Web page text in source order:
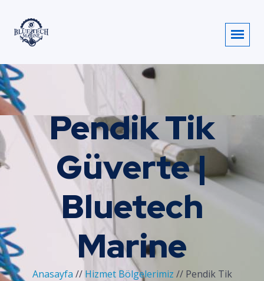
Pendik Tik
Güverte |
Bluetech
Marine
Anasayfa // Hizmet Bölgelerimiz // Pendik Tik